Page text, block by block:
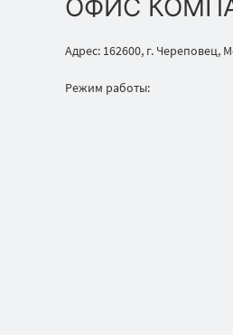
ОФИС
Адрес: 162600, г. Череповец,
Режим работы: